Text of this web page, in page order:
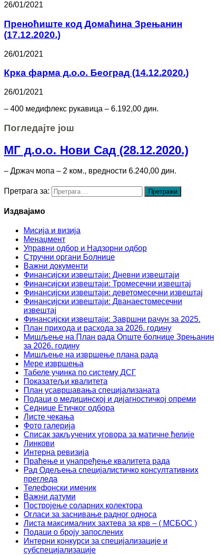
26/01/2021
Преноћиште код Домаћина Зрењанин
(17.12.2020.)
26/01/2021
Крка фарма д.о.о. Београд (14.12.2020.)
26/01/2021
– 400 медифлекс рукавица – 6.192,00 дин.
Погледајте још
МГ д.о.о. Нови Сад (28.12.2020.)
– Држач мопа – 2 ком., вредности 6.240,00 дин.
Претрага за:
Издвајамо
Мисија и визија
Менаџмент
Управни одбор и Надзорни одбор
Стручни органи Болнице
Важни документи
Финансијски извештаји: Дневни извештаји
Финансијски извештаји: Тромесечни извештај
Финансијски извештаји: деветомесечни извештај
Финансијски извештаји: Дванаестомесечни
извештај
Финансијски извештаји: Завршни рачун за 2025.
План прихода и расхода за 2026. годину
Мишљење на План рада Опште болнице Зрењанин
за 2026. годину
Мишљење на извршење плана рада
Мере извршења
Табеле учинка по систему ДСГ
Показатељи квалитета
План усавршавања специјализаната
Подаци о медицинској и дијагностичкој опреми
Седнице Етичког одбора
Листе чекања
Фото галерија
Списак закључених уговора за матичне ћелије
Линкови
Интерна ревизија
Праћење и унапређење квалитета рада
Рад Одељења специјалистичко консултативних
прегледа
Телефонски именик
Важни датуми
Постројење соларних колектора
Огласи за заснивање радног односа
Листа максималних захтева за крв – ( МСБОС )
Подаци о броју запослених
Интерни конкурси за специјализације и
субспецијализације